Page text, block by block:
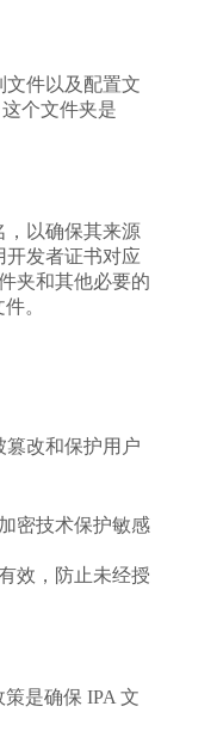
文件以及配置文
个文件夹是
，以确保其来源
开发者证书对应
夹和其他必要的
。
篡改和保护用户
密技术保护敏感
效，防止未经授
是确保 IPA 文